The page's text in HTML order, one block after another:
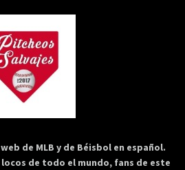
de MLB y de Béisbol en español.
de todo el mundo, fans de este